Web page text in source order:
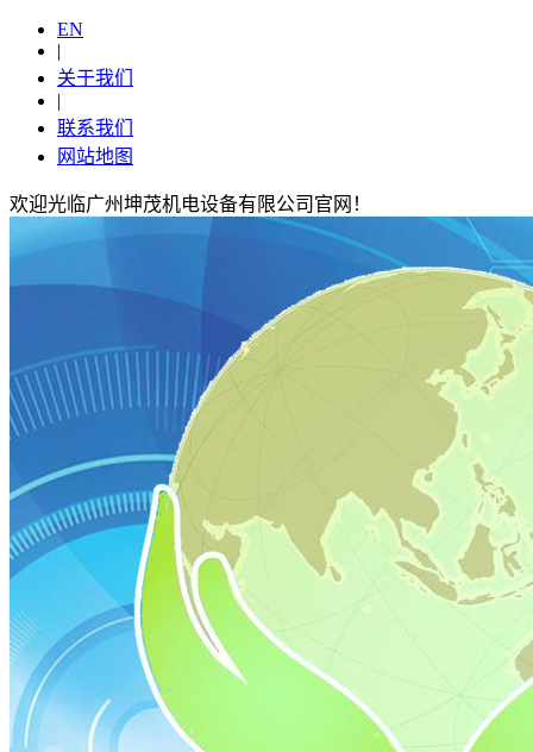
EN
|
关于我们
|
联系我们
网站地图
欢迎光临广州坤茂机电设备有限公司官网！